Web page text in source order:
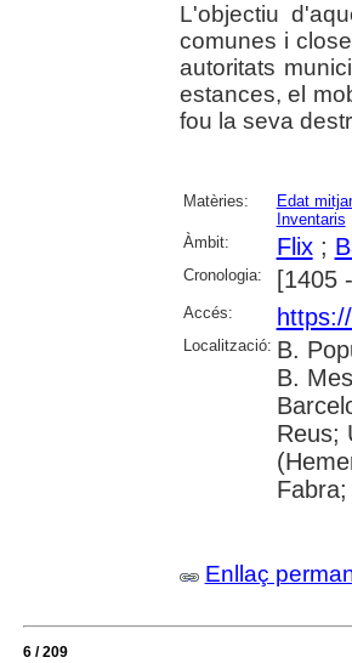
L'objectiu
comunes i
autoritats
estances, el
fou la seva
Matèries: Edat
Inventaris
Àmbit:
Flix;
Cronologia: [1405
Accés:
Localització: B.
B.
Reus;
Enllaç
6 / 209